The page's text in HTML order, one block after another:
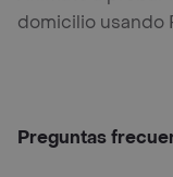
domicilio usando
Preguntas